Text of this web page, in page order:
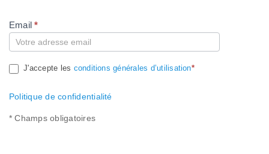
Compte
Email*
J'accepte les conditions générales d’utilisation*
Politique de confidentialité
* Champs obligatoires